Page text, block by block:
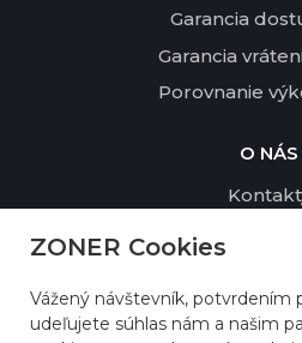
Garancia
Garancia
Porovnanie
O NÁS
Profil
ZONER Cookies
Vážený návštevník, potvrdením
udeľujete súhlas nám a našim